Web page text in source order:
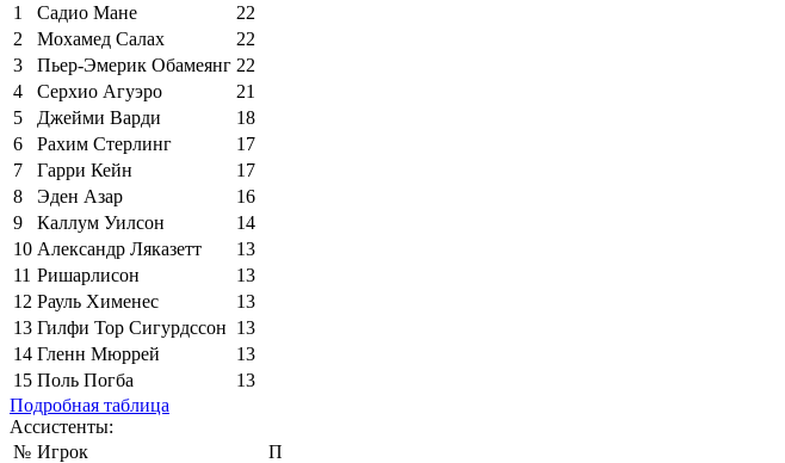
1
Садио Мане
22
2
Мохамед Салах
22
3
Пьер-Эмерик Обамеянг 22
4
Серхио Агуэро
21
5
Джейми Варди
18
6
Рахим Стерлинг
17
7
Гарри Кейн
17
8
Эден Азар
16
9
Каллум Уилсон
14
10 Александр Ляказетт
13
11 Ришарлисон
13
12 Рауль Хименес
13
13 Гилфи Тор Сигурдссон 13
14 Гленн Мюррей
13
15 Поль Погба
13
Подробная таблица
Ассистенты:
№ Игрок
П